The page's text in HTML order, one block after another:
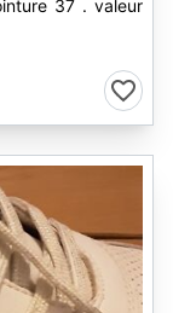
37 . valeur